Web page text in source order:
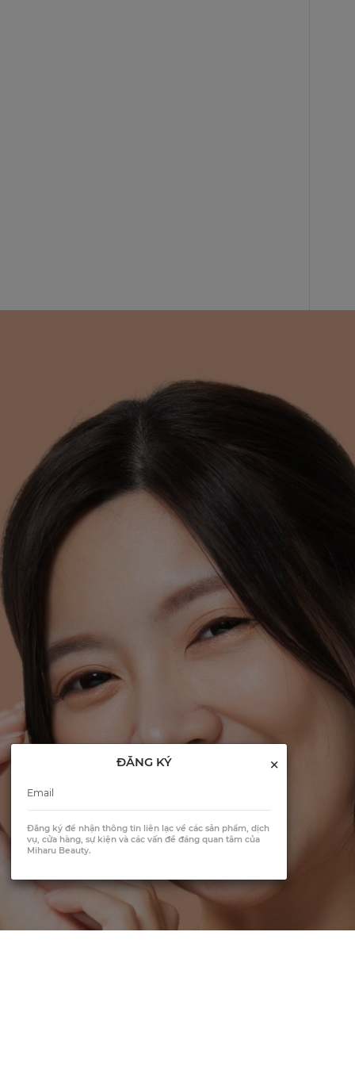
ĐĂNG KÝ ×
Đăng ký để nhận thông tin liên lạc về các sản phẩm, dịch
vụ, cửa hàng, sự kiện và các vấn đề đáng quan tâm của
Miharu Beauty.